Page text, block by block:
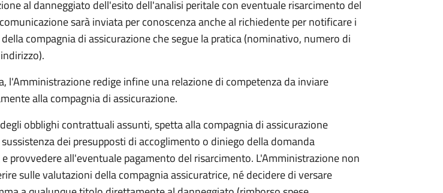
al danneggiato dell'esito dell'analisi peritale con eventuale risarcimento del
sarà inviata per conoscenza anche al richiedente per notificare i
compagnia di assicurazione che segue la pratica (nominativo, numero di
l'Amministrazione redige infine una relazione di competenza da inviare
alla compagnia di assicurazione.
obblighi contrattuali assunti, spetta alla compagnia di assicurazione
dei presupposti di accoglimento o diniego della domanda
provvedere all'eventuale pagamento del risarcimento. L'Amministrazione non
sulle valutazioni della compagnia assicuratrice, né decidere di versare